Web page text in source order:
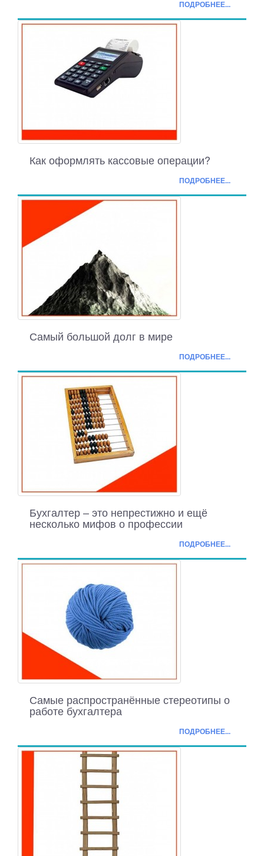
ПОДРОБНЕЕ...
Как оформлять кассовые операции?
ПОДРОБНЕЕ...
Самый большой долг в мире
ПОДРОБНЕЕ...
Бухгалтер – это непрестижно и ещё
несколько мифов о профессии
ПОДРОБНЕЕ...
Самые распространённые стереотипы о
работе бухгалтера
ПОДРОБНЕЕ...